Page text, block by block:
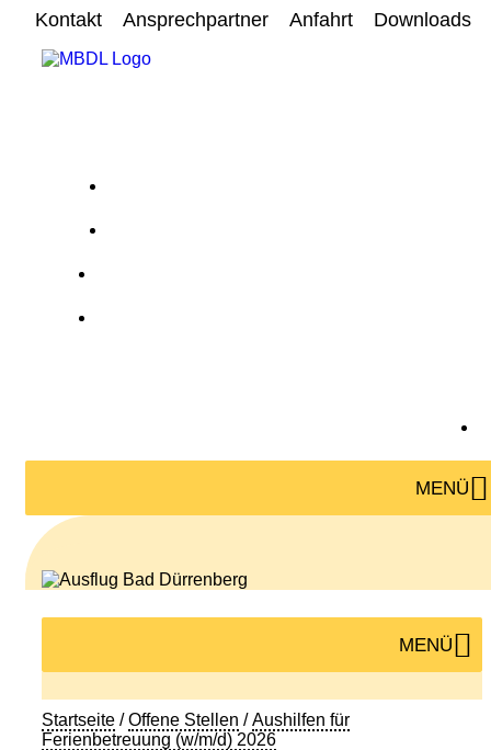
Kontakt Ansprechpartner Anfahrt Downloads
MENÜ
MENÜ
Startseite /Offene Stellen /Aushilfen für
Ferienbetreuung (w/m/d) 2026